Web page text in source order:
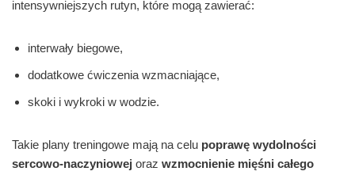
intensywniejszych rutyn, które mogą zawierać:
interwały biegowe,
dodatkowe ćwiczenia wzmacniające,
skoki i wykroki w wodzie.
Takie plany treningowe mają na celu poprawę wydolności
sercowo-naczyniowej oraz wzmocnienie mięśni całego